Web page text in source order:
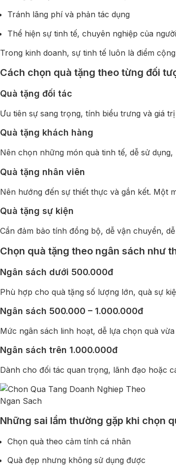
Tránh lãng phí và phản tác dụng
Thể hiện sự tinh tế, chuyên nghiệp của
Trong kinh doanh, sự tinh tế luôn là điểm
Cách chọn quà tặng theo từng đối
Quà tặng đối tác
Ưu tiên sự sang trọng, tính biểu trưng và giá
Quà tặng khách hàng
Nên chọn những món quà tinh tế, dễ sử
Quà tặng nhân viên
Nên hướng đến sự thiết thực và gắn kết. Một
Quà tặng sự kiện
Cần đảm bảo tính đồng bộ, dễ vận chuyển,
Chọn quà tặng theo ngân sách như
Ngân sách dưới 500.000đ
Phù hợp cho quà tặng số lượng lớn, quà sự
Ngân sách 500.000 – 1.000.000đ
Mức ngân sách linh hoạt, dễ lựa chọn quà
Ngân sách trên 1.000.000đ
Dành cho đối tác quan trọng, lãnh đạo hoặc
Những sai lầm thường gặp khi chọn
Chọn quà theo cảm tính cá nhân
Quà đẹp nhưng không sử dụng được